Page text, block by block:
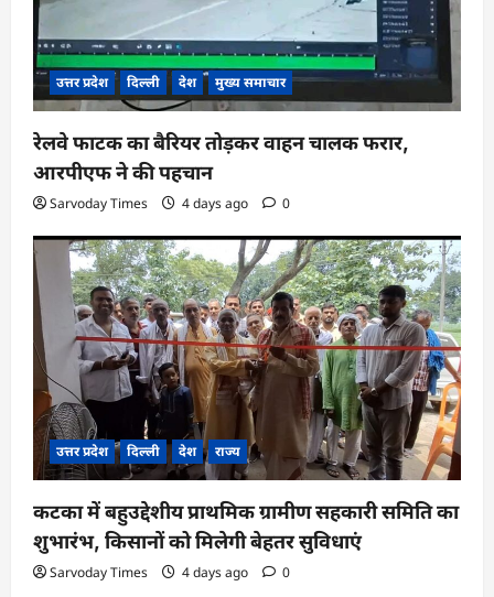
उत्तर प्रदेश दिल्ली देश मुख्य समाचार
रेलवे फाटक का बैरियर तोड़कर वाहन चालक फरार,
आरपीएफ ने की पहचान
Sarvoday Times 4 days ago 0
उत्तर प्रदेश दिल्ली देश राज्य
कटका में बहुउद्देशीय प्राथमिक ग्रामीण सहकारी समिति का
शुभारंभ, किसानों को मिलेगी बेहतर सुविधाएं
Sarvoday Times 4 days ago 0